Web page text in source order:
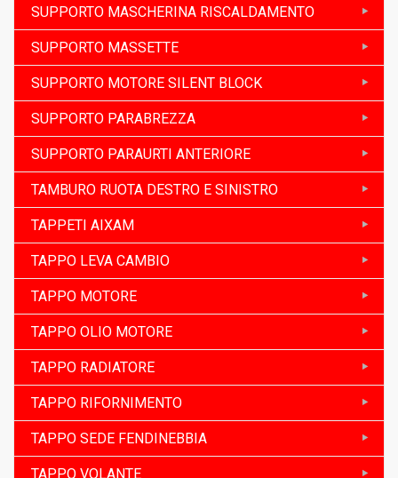
SUPPORTO MASCHERINA RISCALDAMENTO
SUPPORTO MASSETTE
SUPPORTO MOTORE SILENT BLOCK
SUPPORTO PARABREZZA
SUPPORTO PARAURTI ANTERIORE
TAMBURO RUOTA DESTRO E SINISTRO
TAPPETI AIXAM
TAPPO LEVA CAMBIO
TAPPO MOTORE
TAPPO OLIO MOTORE
TAPPO RADIATORE
TAPPO RIFORNIMENTO
TAPPO SEDE FENDINEBBIA
TAPPO VOLANTE